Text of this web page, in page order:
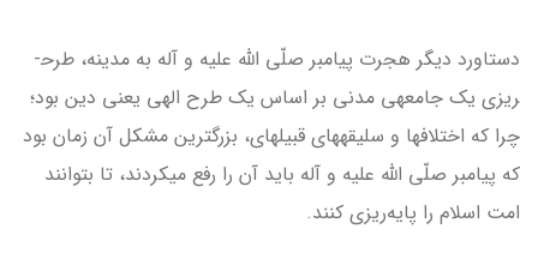
دستاورد دیگر هجرت پیامبر صلّی الله علیه و آله به مدینه، طرح­
ریزی یک جامعه­ی مدنی بر اساس یک طرح الهی یعنی دین بود؛
چرا که اختلاف­ها و سلیقه­های قبیله­ای، بزرگ­ترین مشکل آن زمان بود
که پیامبر صلّی الله علیه و آله باید آن را رفع می­کردند، تا بتوانند
امت اسلام را پایه‌ریزی کنند.